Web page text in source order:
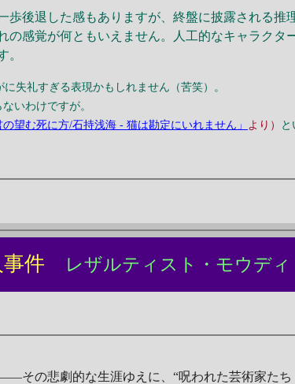
後退した感もありますが、終盤に披露される推
の感覚が何ともいえません。人工的なキャラク
。
失礼すぎる表現かもしれません（苦笑）。
いわけですが。
の望む死に方/石持浅海 - 猫は勘定にいれません」 より） と
事件 レザルティスト・モウディ
その悲劇的な生涯ゆえに、“呪われた芸術家たち